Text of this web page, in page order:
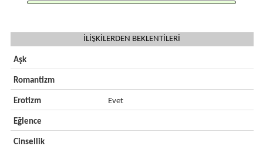
İLİŞKİLERDEN BEKLENTİLERİ
Aşk
Romantizm
Erotizm Evet
Eğlence
Cinsellik